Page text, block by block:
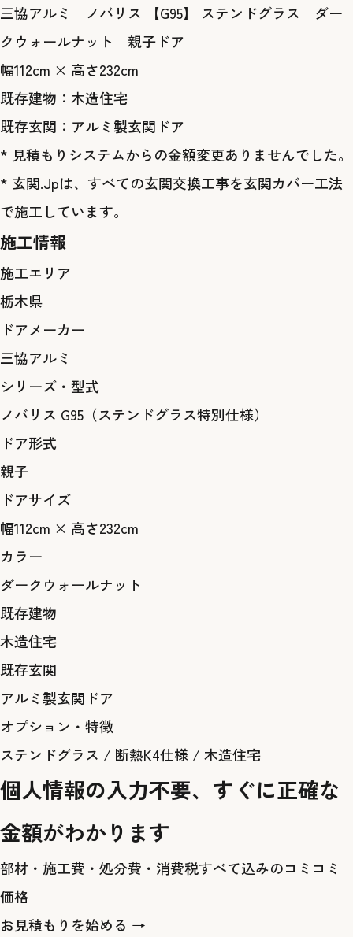
三協アルミ ノバリス 【G95】 ステンドグラス ダー
クウォールナット 親子ドア
幅112cm × 高さ232cm
既存建物：木造住宅
既存玄関：アルミ製玄関ドア
* 見積もりシステムからの金額変更ありませんでした。
* 玄関.Jpは、すべての玄関交換工事を玄関カバー工法
で施工しています。
施工情報
施工エリア
栃木県
ドアメーカー
三協アルミ
シリーズ・型式
ノバリス G95（ステンドグラス特別仕様）
ドア形式
親子
ドアサイズ
幅112cm × 高さ232cm
カラー
ダークウォールナット
既存建物
木造住宅
既存玄関
アルミ製玄関ドア
オプション・特徴
ステンドグラス / 断熱K4仕様 / 木造住宅
個人情報の入力不要、すぐに正確な
金額がわかります
部材・施工費・処分費・消費税すべて込みのコミコミ
価格
お見積もりを始める →